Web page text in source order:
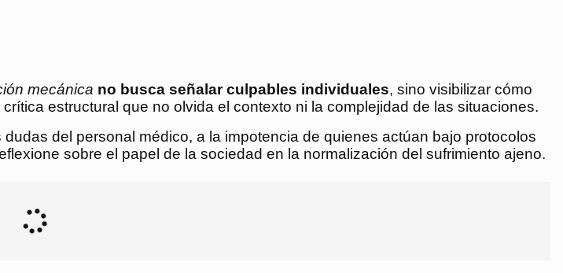
mecánica no busca señalar culpables individuales, sino visibilizar cómo
estructural que no olvida el contexto ni la complejidad de las situaciones.
del personal médico, a la impotencia de quienes actúan bajo protocolos
sobre el papel de la sociedad en la normalización del sufrimiento ajeno.